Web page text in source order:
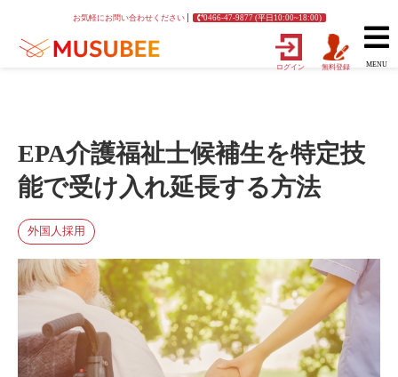
お気軽にお問い合わせください 0466-47-9877 (平日10:00~18:00)
ログイン 無料登録 MENU
EPA介護福祉士候補生を特定技
能で受け入れ延長する方法
外国人採用